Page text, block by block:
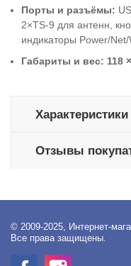
Порты и разъёмы:
2×TS-9 для антенн,
индикаторы Power/
Габариты и вес: 118
Характеристики
Отзывы
© 2009-2025, Интернет-
Все права защищены.